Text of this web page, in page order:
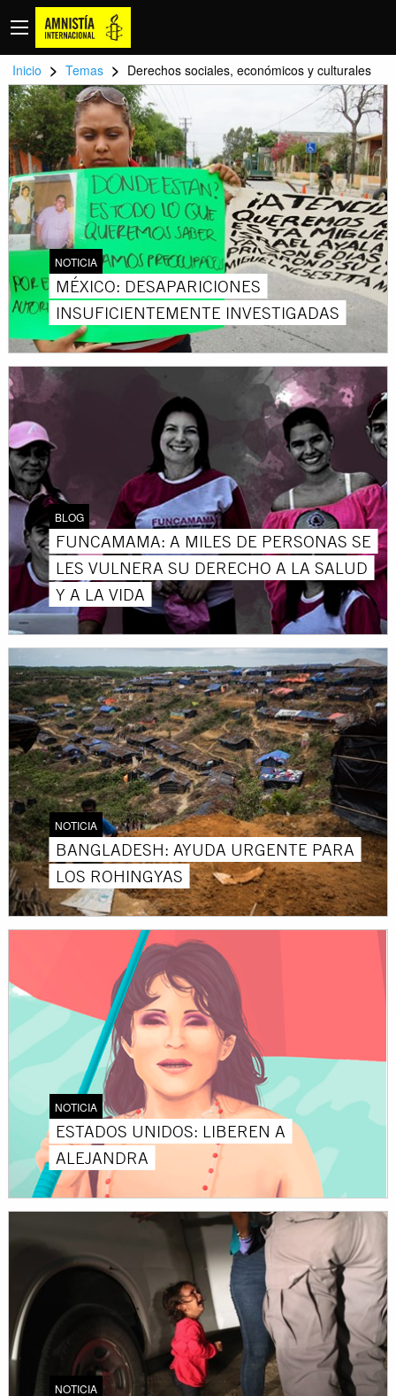
Inicio > Temas > Derechos sociales, económicos y culturales
NOTICIA
MÉXICO: DESAPARICIONES
INSUFICIENTEMENTE INVESTIGADAS
BLOG
FUNCAMAMA: A MILES DE PERSONAS SE
LES VULNERA SU DERECHO A LA SALUD
Y A LA VIDA
NOTICIA
BANGLADESH: AYUDA URGENTE PARA
LOS ROHINGYAS
NOTICIA
ESTADOS UNIDOS: LIBEREN A
ALEJANDRA
NOTICIA